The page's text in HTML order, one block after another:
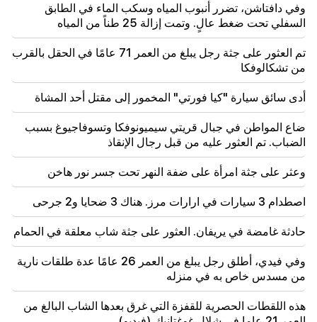
20:30
هايك كونجوريان هو التالي بعد ألين سيمونيان. CP ينظم
"الخوخ" عنه (فيديو)
20:17
اعتبارًا من 10 أغسطس، سيتغير نظام المرور في شارع
سايات نوفا
وفي دافتاشن، تضرر أنبوب المياه وسكب الماء في الطابق
السفلي تحت ضغط عالٍ. وتمت إزالة 25 طناً من المياه
تم العثور على جثة رجل يبلغ من العمر 71 عامًا في الحقل بالقرب
من تشكالوفكا
أدى سائق سيارة "كيا فورتي" المخمور إلى مقتل أحد المشاة
ضاع المواطن في جبال قريتي سيميونوفكا وتسوفاجيوغ بسبب
الضباب. تم العثور عليه من قبل رجال الإنقاذ
وعثر على جثة امرأة على ضفة النهر تحت جسر نور هاخن
اصطدام 3 سيارات في ارارات مرز. هناك 3 ضحايا و2 جرحى
حادثة غامضة في يريفان. العثور على جثة شاب معلقة في الحمام
وفي فيدي، أطلق رجل يبلغ من العمر 26 عامًا عدة طلقات نارية
من مسدس خاص به في منزله
هذه اللقطات الحصرية للقفزة التي غرق بعدها الشاب البالغ من